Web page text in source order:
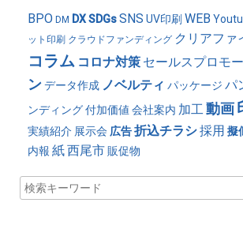
BPO DM DXSDGsSNS UV印刷 WEB
ット印刷 クラウドファンディング クリアファ
コラム コロナ対策 セールスプロモ
ンデータ作成 ノベルティ パッケージ パ
ンディング付加価値 会社案内 加工動画
実績紹介 展示会 広告折込チラシ採用 擬
内報 紙西尾市 販促物